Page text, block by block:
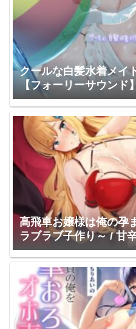
クールな白髪水着メイ
【フォーリーサウンド
つばめ
高飛車お嬢様は俺の孕
ラブラブ子作り～ / 甘
の仔